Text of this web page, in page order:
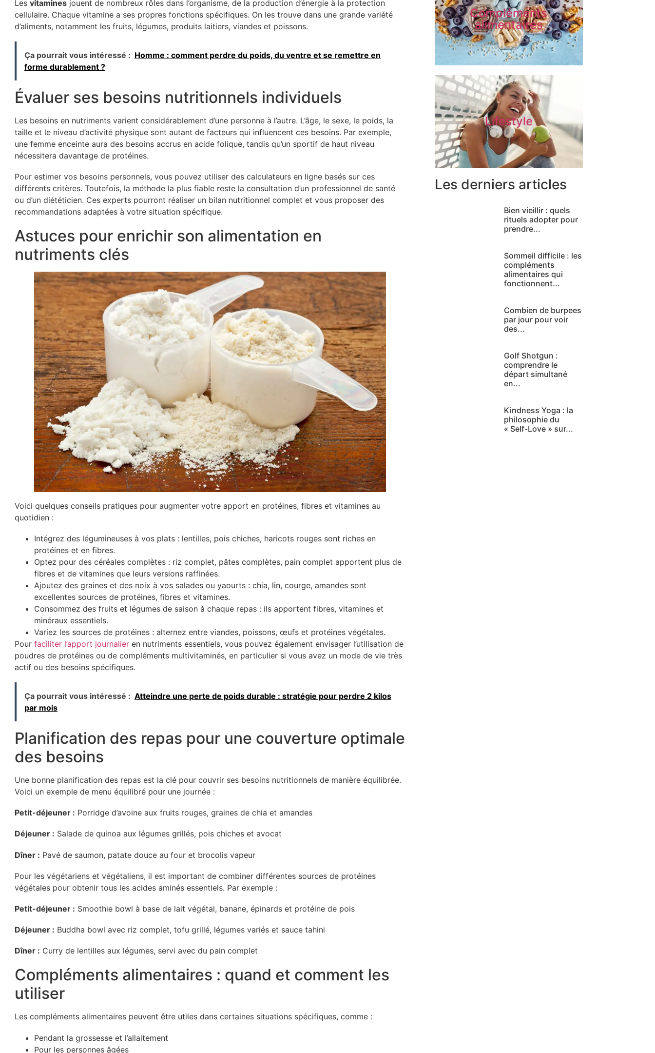
Les vitamines jouent de nombreux rôles dans l’organisme, de la production d’énergie à la protection
cellulaire. Chaque vitamine a ses propres fonctions spécifiques. On les trouve dans une grande variété
d’aliments, notamment les fruits, légumes, produits laitiers, viandes et poissons.
Ça pourrait vous intéressé : Homme : comment perdre du poids, du ventre et se remettre en
forme durablement ?
Évaluer ses besoins nutritionnels individuels
Les besoins en nutriments varient considérablement d’une personne à l’autre. L’âge, le sexe, le poids, la
taille et le niveau d’activité physique sont autant de facteurs qui influencent ces besoins. Par exemple,
une femme enceinte aura des besoins accrus en acide folique, tandis qu’un sportif de haut niveau
nécessitera davantage de protéines.
Pour estimer vos besoins personnels, vous pouvez utiliser des calculateurs en ligne basés sur ces
différents critères. Toutefois, la méthode la plus fiable reste la consultation d’un professionnel de santé
ou d’un diététicien. Ces experts pourront réaliser un bilan nutritionnel complet et vous proposer des
recommandations adaptées à votre situation spécifique.
Astuces pour enrichir son alimentation en
nutriments clés
Voici quelques conseils pratiques pour augmenter votre apport en protéines, fibres et vitamines au
quotidien :
Intégrez des légumineuses à vos plats : lentilles, pois chiches, haricots rouges sont riches en
protéines et en fibres.
Optez pour des céréales complètes : riz complet, pâtes complètes, pain complet apportent plus de
fibres et de vitamines que leurs versions raffinées.
Ajoutez des graines et des noix à vos salades ou yaourts : chia, lin, courge, amandes sont
excellentes sources de protéines, fibres et vitamines.
Consommez des fruits et légumes de saison à chaque repas : ils apportent fibres, vitamines et
minéraux essentiels.
Variez les sources de protéines : alternez entre viandes, poissons, œufs et protéines végétales.
Pour faciliter l’apport journalier en nutriments essentiels, vous pouvez également envisager l’utilisation de
poudres de protéines ou de compléments multivitaminés, en particulier si vous avez un mode de vie très
actif ou des besoins spécifiques.
Ça pourrait vous intéressé : Atteindre une perte de poids durable : stratégie pour perdre 2 kilos
par mois
Planification des repas pour une couverture optimale
des besoins
Une bonne planification des repas est la clé pour couvrir ses besoins nutritionnels de manière équilibrée.
Voici un exemple de menu équilibré pour une journée :
Petit-déjeuner : Porridge d’avoine aux fruits rouges, graines de chia et amandes
Déjeuner : Salade de quinoa aux légumes grillés, pois chiches et avocat
Dîner : Pavé de saumon, patate douce au four et brocolis vapeur
Pour les végétariens et végétaliens, il est important de combiner différentes sources de protéines
végétales pour obtenir tous les acides aminés essentiels. Par exemple :
Petit-déjeuner : Smoothie bowl à base de lait végétal, banane, épinards et protéine de pois
Déjeuner : Buddha bowl avec riz complet, tofu grillé, légumes variés et sauce tahini
Dîner : Curry de lentilles aux légumes, servi avec du pain complet
Compléments alimentaires : quand et comment les
utiliser
Les compléments alimentaires peuvent être utiles dans certaines situations spécifiques, comme :
Pendant la grossesse et l’allaitement
Pour les personnes âgées
Compléments
alimentaires
Lifestyle
Les derniers articles
Bien vieillir : quels
rituels adopter pour
prendre...
Sommeil difficile : les
compléments
alimentaires qui
fonctionnent...
Combien de burpees
par jour pour voir
des...
Golf Shotgun :
comprendre le
départ simultané
en...
Kindness Yoga : la
philosophie du
« Self-Love » sur...